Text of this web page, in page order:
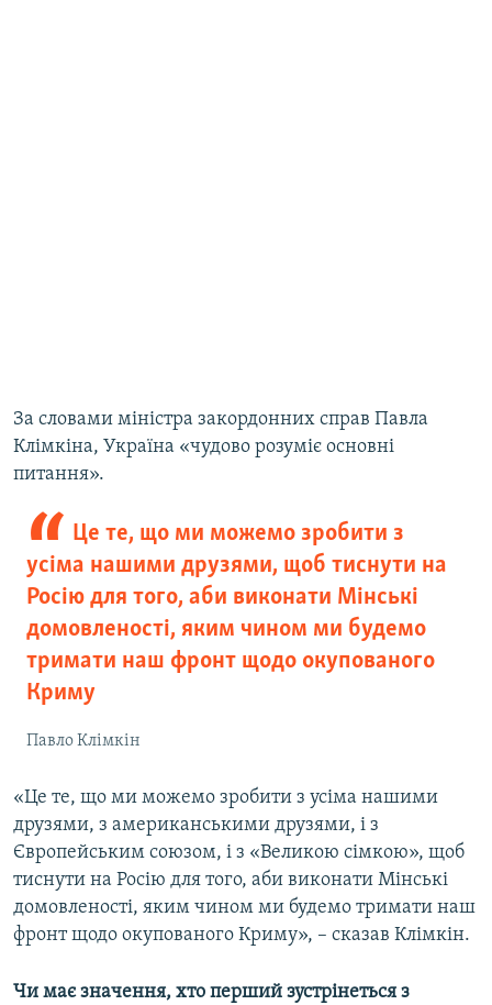
За словами міністра закордонних справ Павла
Клімкіна, Україна «чудово розуміє основні
питання».
Це те, що ми можемо зробити з
усіма нашими друзями, щоб тиснути на
Росію для того, аби виконати Мінські
домовленості, яким чином ми будемо
тримати наш фронт щодо окупованого
Криму
Павло Клімкін
«Це те, що ми можемо зробити з усіма нашими
друзями, з американськими друзями, і з
Європейським союзом, і з «Великою сімкою», щоб
тиснути на Росію для того, аби виконати Мінські
домовленості, яким чином ми будемо тримати наш
фронт щодо окупованого Криму», – сказав Клімкін.
Чи має значення, хто перший зустрінеться з